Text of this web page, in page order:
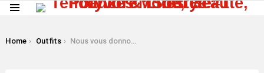
You are here:
Home Outfits Nous vous donnons 7 conseils infaillibles pour montrer un visage sain dans votre routine d'hiver